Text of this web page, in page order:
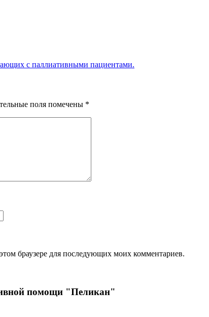
с паллиативными пациентами.
поля помечены *
браузере для последующих моих комментариев.
помощи "Пеликан"